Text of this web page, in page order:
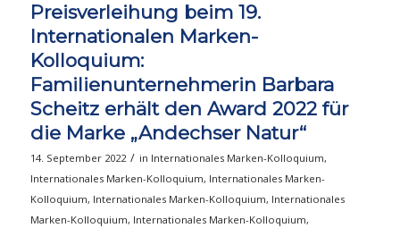
Preisverleihung beim 19.
Internationalen Marken-
Kolloquium:
Familienunternehmerin Barbara
Scheitz erhält den Award 2022 für
die Marke „Andechser Natur“
14. September 2022 / in Internationales Marken-Kolloquium,
Internationales Marken-Kolloquium, Internationales Marken-
Kolloquium, Internationales Marken-Kolloquium, Internationales
Marken-Kolloquium, Internationales Marken-Kolloquium,